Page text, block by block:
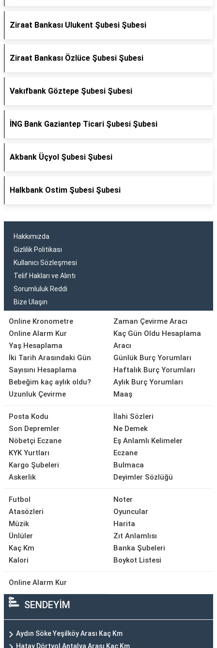
Ziraat Bankası Ulukent Şubesi Şubesi
Ziraat Bankası Özlüce Şubesi Şubesi
Vakıfbank Göztepe Şubesi Şubesi
İNG Bank Gaziantep Ticari Şubesi Şubesi
Akbank Üçyol Şubesi Şubesi
Halkbank Ostim Şubesi Şubesi
Hakkımızda
Gizlilik Politikası
Kullanıcı Sözleşmesi
Telif Hakları ve Alıntı
Sorumluluk Reddi
Bize Ulaşın
Online Kronometre
Online Alarm Kur
Yaş Hesaplama
İki Tarih Arasındaki Gün
Sayısını Hesaplama
Bebeğim kaç aylık oldu?
Uzunluk Çevirme
Zaman Çevirme Aracı
Kaç Gün Oldu Hesaplama
Aracı
Günlük Burç Yorumları
Haftalık Burç Yorumları
Aylık Burç Yorumları
Maaş
Posta Kodu
Son Depremler
Nöbetçi Eczane
KYK Yurtları
Kargo Şubeleri
Askerlik
İlahi Sözleri
Ne Demek
Eş Anlamlı Kelimeler
Eczane
Bulmaca
Deyimler Sözlüğü
Futbol
Atasözleri
Müzik
Ünlüler
Kaç Km
Kalori
Noter
Oyuncular
Harita
Zıt Anlamlısı
Banka Şubeleri
Boykot Listesi
Online Alarm Kur
SENDEYİM
Aydın Söke Yeşilköy Arası Kaç Km
Hatay Dörtyol Antalya Arası Kaç Km